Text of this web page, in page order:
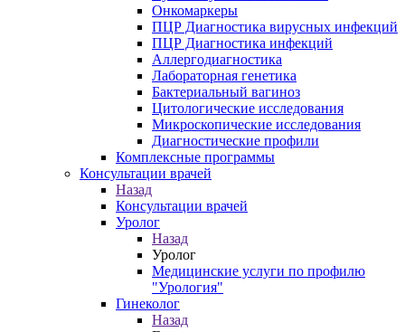
Онкомаркеры
ПЦР Диагностика вирусных инфекций
ПЦР Диагностика инфекций
Аллергодиагностика
Лабораторная генетика
Бактериальный вагиноз
Цитологические исследования
Микроскопические исследования
Диагностические профили
Комплексные программы
Консультации врачей
Назад
Консультации врачей
Уролог
Назад
Уролог
Медицинские услуги по профилю
"Урология"
Гинеколог
Назад